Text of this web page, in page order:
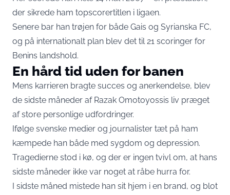
der sikrede ham topscorertitlen i ligaen.
Senere bar han trøjen for både Gais og Syrianska FC,
og på internationalt plan blev det til 21 scoringer for
Benins landshold.
En hård tid uden for banen
Mens karrieren bragte succes og anerkendelse, blev
de sidste måneder af Razak Omotoyossis liv præget
af store personlige udfordringer.
Ifølge svenske medier og journalister tæt på ham
kæmpede han både med sygdom og depression.
Tragedierne stod i kø, og der er ingen tvivl om, at hans
sidste måneder ikke var noget at råbe hurra for.
I sidste måned mistede han sit hjem i en brand, og blot